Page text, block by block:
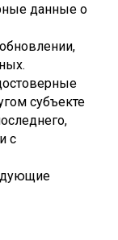
данные о
субъекте
с